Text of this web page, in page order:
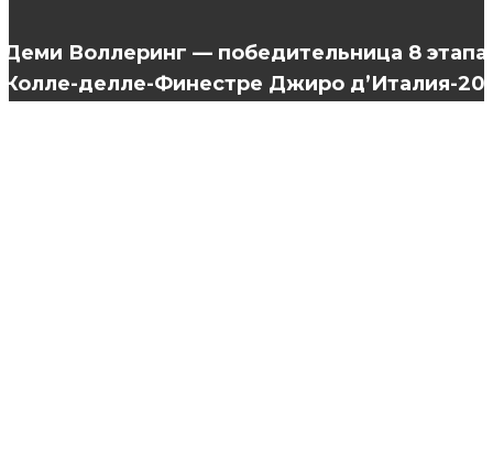
Деми Воллеринг — победительница 8
Колле-делле-Финестре Джиро д’Италия-